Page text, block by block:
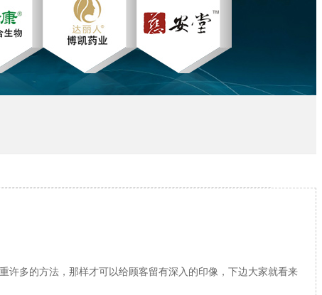
许多的方法，那样才可以给顾客留有深入的印像，下边大家就看来